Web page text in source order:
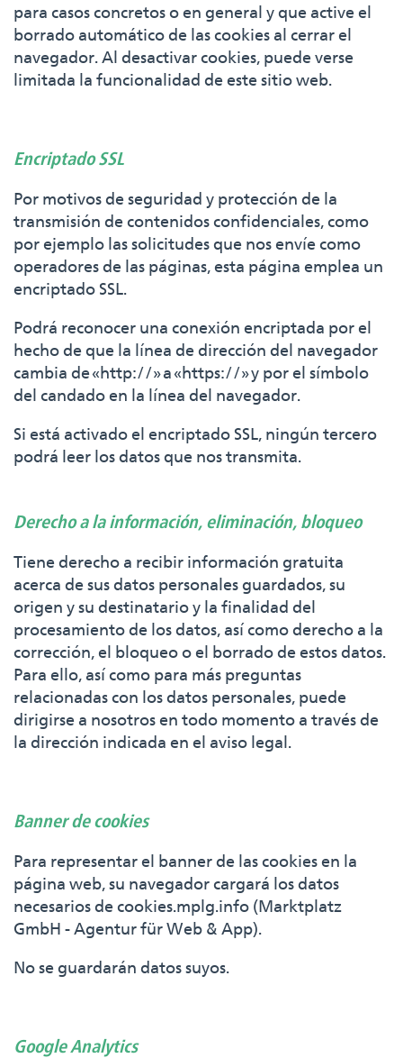
para casos concretos o en general y que active el
borrado automático de las cookies al cerrar el
navegador. Al desactivar cookies, puede verse
limitada la funcionalidad de este sitio web.
Encriptado SSL
Por motivos de seguridad y protección de la
transmisión de contenidos confidenciales, como
por ejemplo las solicitudes que nos envíe como
operadores de las páginas, esta página emplea un
encriptado SSL.
Podrá reconocer una conexión encriptada por el
hecho de que la línea de dirección del navegador
cambia de «http://» a «https://» y por el símbolo
del candado en la línea del navegador.
Si está activado el encriptado SSL, ningún tercero
podrá leer los datos que nos transmita.
Derecho a la información, eliminación, bloqueo
Tiene derecho a recibir información gratuita
acerca de sus datos personales guardados, su
origen y su destinatario y la finalidad del
procesamiento de los datos, así como derecho a la
corrección, el bloqueo o el borrado de estos datos.
Para ello, así como para más preguntas
relacionadas con los datos personales, puede
dirigirse a nosotros en todo momento a través de
la dirección indicada en el aviso legal.
Banner de cookies
Para representar el banner de las cookies en la
página web, su navegador cargará los datos
necesarios de cookies.mplg.info (Marktplatz
GmbH - Agentur für Web & App).
No se guardarán datos suyos.
Google Analytics